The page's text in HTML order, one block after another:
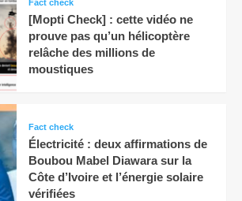
Fact check
[Mopti Check] : cette vidéo ne
prouve pas qu’un hélicoptère
relâche des millions de
moustiques
Fact check
Électricité : deux affirmations de
Boubou Mabel Diawara sur la
Côte d’Ivoire et l’énergie solaire
vérifiées